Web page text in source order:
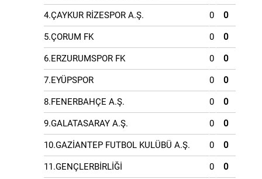
4.ÇAYKUR RİZESPOR A.Ş. 0 0
5.ÇORUM FK 0 0
6.ERZURUMSPOR FK 0 0
7.EYÜPSPOR 0 0
8.FENERBAHÇE A.Ş. 0 0
9.GALATASARAY A.Ş. 0 0
10.GAZİANTEP FUTBOL KULÜBÜ A.Ş. 0 0
11.GENÇLERBİRLİĞİ 0 0